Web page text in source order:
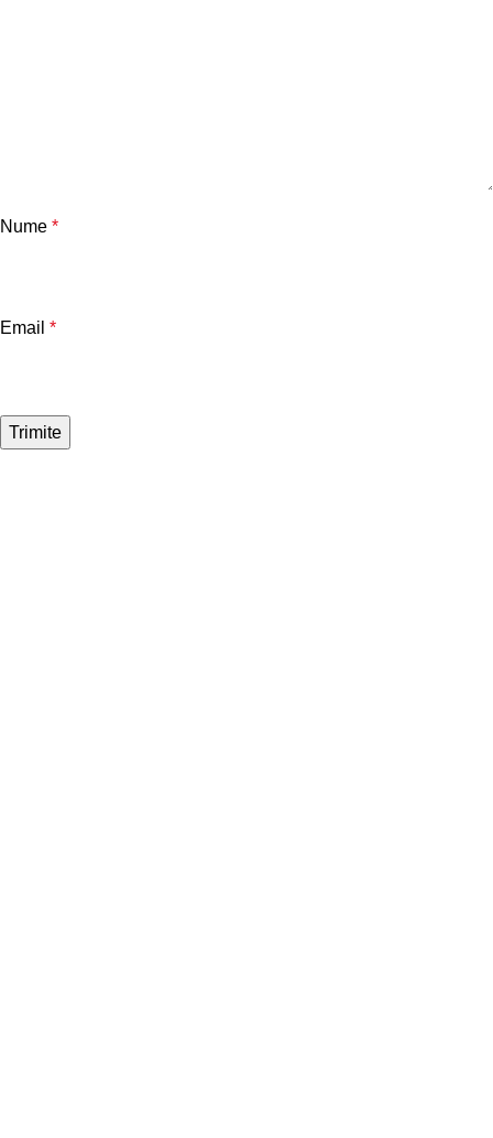
Nume *
Email *